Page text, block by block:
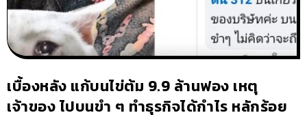
เบื้องหลัง แก้บนไข่ต้ม 9.9 ล้านฟอง เหตุ
เจ้าของ ไปบนขำ ๆ ทำธุรกิจได้กำไร หลักร้อย